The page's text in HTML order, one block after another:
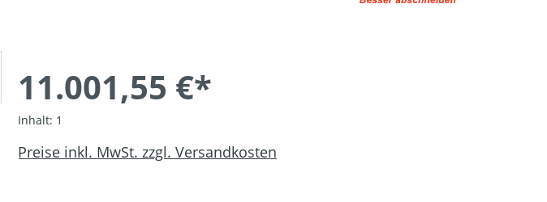
11.001,55 €*
Inhalt: 1
Preise inkl. MwSt. zzgl. Versandkosten